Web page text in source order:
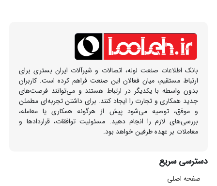
بانک اطلاعات صنعت لوله، اتصالات و شیرآلات ایران بستری برای
ارتباط مستقیم، میان فعالان این صنعت فراهم کرده است. کاربران
بدون واسطه با یکدیگر در ارتباط هستند و می‌توانند فرصت‌های
جدید همکاری و تجارت را ایجاد کنند. برای داشتن تجربه‌ای مطمئن
و موفق، توصیه می‌شود پیش از هرگونه همکاری یا معامله،
بررسی‌های لازم را انجام دهید. مسئولیت توافقات، قراردادها و
معاملات بر عهده طرفین خواهد بود.
دسترسی سریع
صفحه اصلی